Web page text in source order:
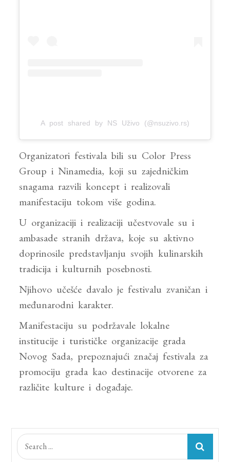
A post shared by NS Uživo (@nsuzivo.rs)
Organizatori festivala bili su Color Press
Group i Ninamedia, koji su zajedničkim
snagama razvili koncept i realizovali
manifestaciju tokom više godina.
U organizaciji i realizaciji učestvovale su i
ambasade stranih država, koje su aktivno
doprinosile predstavljanju svojih kulinarskih
tradicija i kulturnih posebnosti.
Njihovo učešće davalo je festivalu zvaničan i
međunarodni karakter.
Manifestaciju su podržavale lokalne
institucije i turističke organizacije grada
Novog Sada, prepoznajući značaj festivala za
promociju grada kao destinacije otvorene za
različite kulture i događaje.
Search
for: